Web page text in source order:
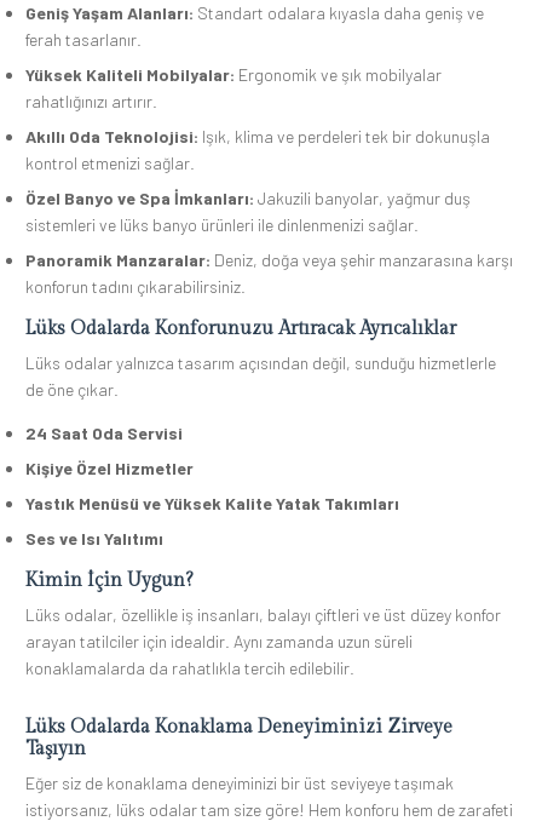
Geniş Yaşam Alanları: Standart odalara kıyasla daha geniş ve
ferah tasarlanır.
Yüksek Kaliteli Mobilyalar: Ergonomik ve şık mobilyalar
rahatlığınızı artırır.
Akıllı Oda Teknolojisi: Işık, klima ve perdeleri tek bir dokunuşla
kontrol etmenizi sağlar.
Özel Banyo ve Spa İmkanları: Jakuzili banyolar, yağmur duş
sistemleri ve lüks banyo ürünleri ile dinlenmenizi sağlar.
Panoramik Manzaralar: Deniz, doğa veya şehir manzarasına karşı
konforun tadını çıkarabilirsiniz.
Lüks Odalarda Konforunuzu Artıracak Ayrıcalıklar
Lüks odalar yalnızca tasarım açısından değil, sunduğu hizmetlerle
de öne çıkar.
24 Saat Oda Servisi
Kişiye Özel Hizmetler
Yastık Menüsü ve Yüksek Kalite Yatak Takımları
Ses ve Isı Yalıtımı
Kimin İçin Uygun?
Lüks odalar, özellikle iş insanları, balayı çiftleri ve üst düzey konfor
arayan tatilciler için idealdir. Aynı zamanda uzun süreli
konaklamalarda da rahatlıkla tercih edilebilir.
Lüks Odalarda Konaklama Deneyiminizi Zirveye
Taşıyın
Eğer siz de konaklama deneyiminizi bir üst seviyeye taşımak
istiyorsanız, lüks odalar tam size göre! Hem konforu hem de zarafeti